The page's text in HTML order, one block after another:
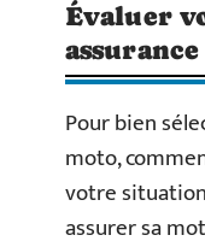
Évaluer
Pour bien
moto,
votre
assurer sa